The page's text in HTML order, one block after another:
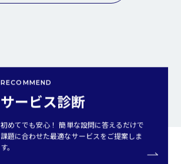
RECOMMEND
サービス診断
初めてでも安心！ 簡単な設問に答えるだけで
課題に合わせた最適なサービスをご提案しま
す。